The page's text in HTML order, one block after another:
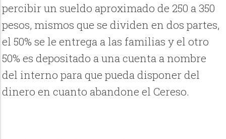
percibir un sueldo aproximado de 250 a 350
pesos, mismos que se dividen en dos partes,
el 50% se le entrega a las familias y el otro
50% es depositado a una cuenta a nombre
del interno para que pueda disponer del
dinero en cuanto abandone el Cereso.